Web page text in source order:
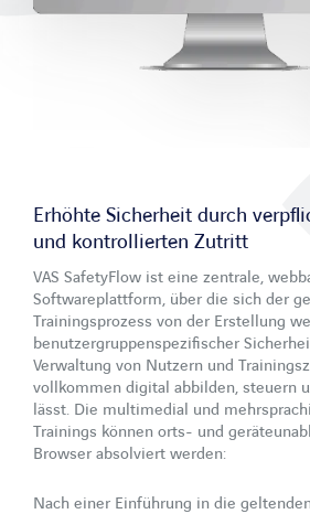
WebCast Aufzeichnungen
Kontakt
LinkedInXing FacebookYoutube
Erhöhte Sicherheit durch
und kontrollierten Zutritt
VAS SafetyFlow ist eine zentrale,
Softwareplattform, über die sich der
Trainingsprozess von der Erstellung
benutzergruppenspezifischer
Verwaltung von Nutzern und
vollkommen digital abbilden, steuern
lässt. Die multimedial und
Trainings können orts- und
Browser absolviert werden:
Nach einer Einführung in die